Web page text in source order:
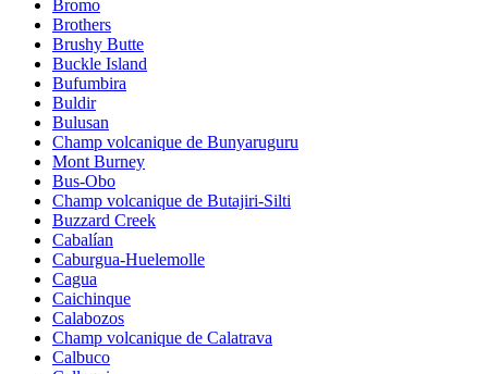
Bromo
Brothers
Brushy Butte
Buckle Island
Bufumbira
Buldir
Bulusan
Champ volcanique de Bunyaruguru
Mont Burney
Bus-Obo
Champ volcanique de Butajiri-Silti
Buzzard Creek
Cabalían
Caburgua-Huelemolle
Cagua
Caichinque
Calabozos
Champ volcanique de Calatrava
Calbuco